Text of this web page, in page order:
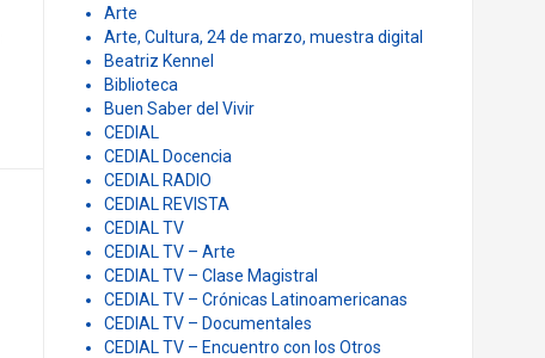
Arte
Arte, Cultura, 24 de marzo, muestra digital
Beatriz Kennel
Biblioteca
Buen Saber del Vivir
CEDIAL
CEDIAL Docencia
CEDIAL RADIO
CEDIAL REVISTA
CEDIAL TV
CEDIAL TV – Arte
CEDIAL TV – Clase Magistral
CEDIAL TV – Crónicas Latinoamericanas
CEDIAL TV – Documentales
CEDIAL TV – Encuentro con los Otros